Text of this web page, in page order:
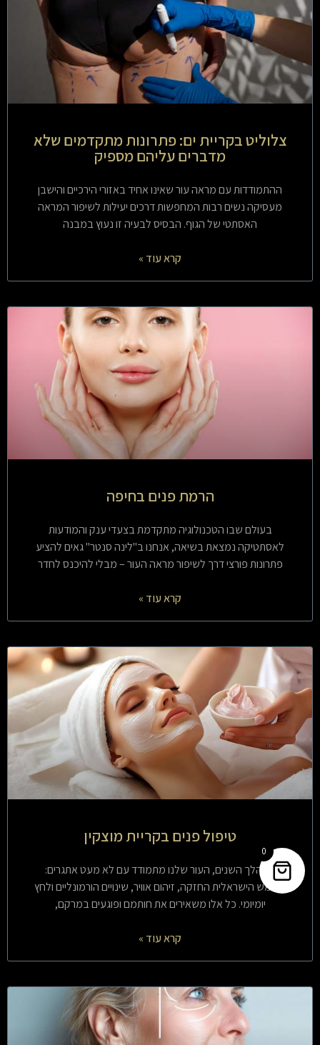
צלוליט בקריית ים: פתרונות מתקדמים שלא
מדברים עליהם מספיק
ההתמודדות עם מראה עור שאינו אחיד באזורי הירכיים והישבן
מעסיקה נשים רבות המחפשות דרכים יעילות לשיפור המראה
האסתטי של הגוף. הבסיס לבעיה זו נעוץ במבנה
קרא עוד »
הרמת פנים בחיפה
בעולם שבו הטכנולוגיה מתקדמת בצעדי ענק והמודעות
לאסתטיקה נמצאת בשיאה, אנחנו ב"לינה סנטר" גאים להציע
פתרונות פורצי דרך לשיפור מראה העור – מבלי להיכנס לחדר
קרא עוד »
טיפול פנים בקריית מוצקין
במהלך השנים, העור שלנו מתמודד עם לא מעט אתגרים:
השמש הישראלית החזקה, זיהום אוויר, שינויים הורמונליים ולחץ
יומיומי. כל אלו משאירים את חותמם ופוגעים במרקם,
קרא עוד »
0